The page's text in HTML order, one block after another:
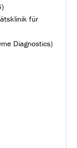
für
Diagnostics)